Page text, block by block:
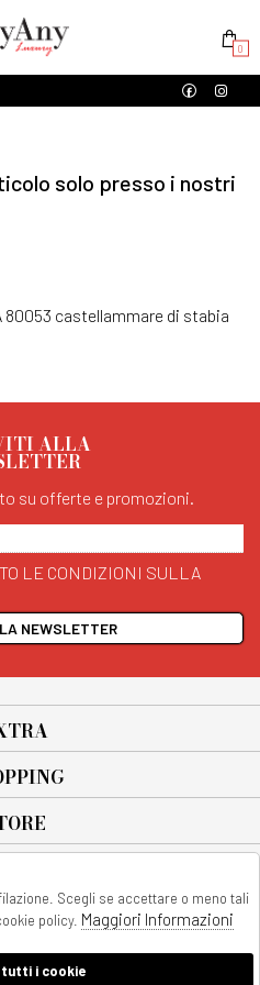
0
solo presso i nostri
castellammare di stabia
ALLA
su offerte e promozioni.
LE CONDIZIONI SULLA
NEWSLETTER
Vittorio Emanuele 90/A - 80053
Scegli se accettare o meno tali
policy. Maggiori Informazioni
i cookie